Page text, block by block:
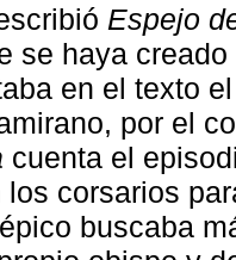
Espejo
se haya
en el texto
por el
cuenta el
los corsarios
buscaba